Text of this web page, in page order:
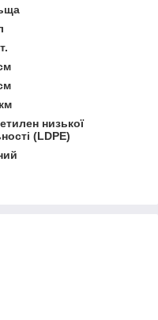
низької
(LDPE)